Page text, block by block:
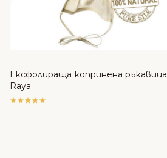
Ексфолираща копринена ръкавица
Raya